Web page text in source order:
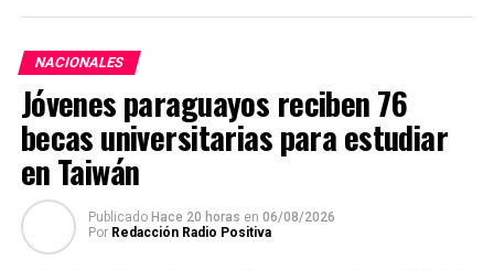
TEMAS RELACIONADOS:
ARRIBA SIGUIENTE
Esperan rescatar a los últimos niños atrapados
NO SE PIERDA
Condenan a un hombre por no impedir el suicidio de su
esposa
NACIONALES
Jóvenes paraguayos reciben 76
becas universitarias para estudiar
en Taiwán
Publicado Hace 20 horas en 06/08/2026
Por Redacción Radio Positiva